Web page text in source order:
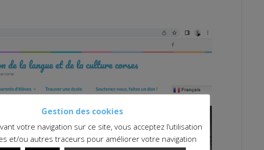
Gestion des cookies
votre navigation sur ce site, vous acceptez l’utilisation
et/ou autres traceurs pour améliorer votre navigation